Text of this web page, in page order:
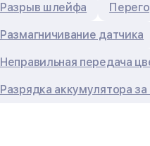
Разрыв шлейфа
Размагничивание датчика
Неправильная передача
Разрядка аккумулятора